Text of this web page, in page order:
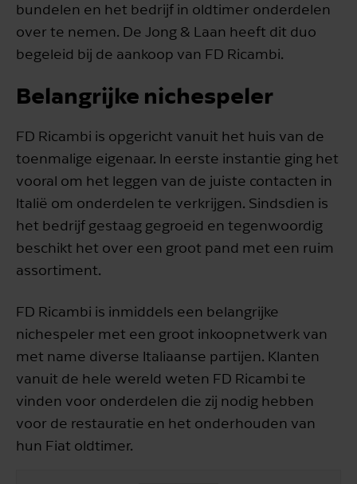
bundelen en het bedrijf in oldtimer onderdelen
over te nemen. De Jong & Laan heeft dit duo
begeleid bij de aankoop van FD Ricambi.
Belangrijke nichespeler
FD Ricambi is opgericht vanuit het huis van de
toenmalige eigenaar. In eerste instantie ging het
vooral om het leggen van de juiste contacten in
Italië om onderdelen te verkrijgen. Sindsdien is
het bedrijf gestaag gegroeid en tegenwoordig
beschikt het over een groot pand met een ruim
assortiment.
FD Ricambi is inmiddels een belangrijke
nichespeler met een groot inkoopnetwerk van
met name diverse Italiaanse partijen. Klanten
vanuit de hele wereld weten FD Ricambi te
vinden voor onderdelen die zij nodig hebben
voor de restauratie en het onderhouden van
hun Fiat oldtimer.